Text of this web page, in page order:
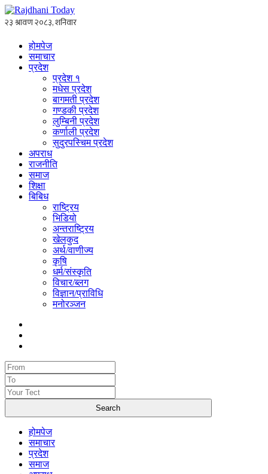
होमपेज
समाचार
प्रदेश
प्रदेश १
मधेस प्रदेश
बागमती प्रदेश
गण्डकी प्रदेश
लुम्बिनी प्रदेश
कर्णाली प्रदेश
सुदुरपस्चिम प्रदेश
अपराध
राजनीति
समाज
शिक्षा
बिबिध
राष्ट्रिय
भिडियो
अन्तराष्ट्रिय
खेलकुद
अर्थ/वाणीज्य
कृषि
धर्म/संस्कृति
विचार/ब्लग
विज्ञान/प्राविधि
मनोरञ्जन
होमपेज
समाचार
प्रदेश
समाज